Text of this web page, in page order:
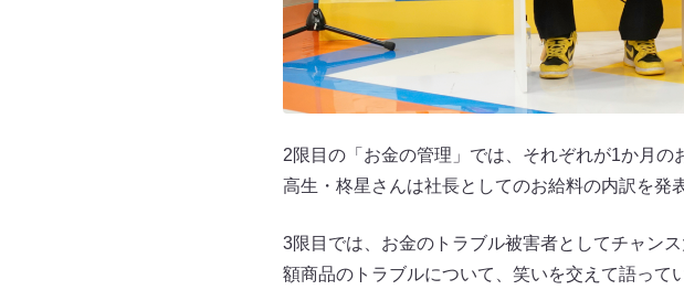
2限目の「お金の管理」では、それぞれが1か月
高生・柊星さんは社長としてのお給料の内訳を
3限目では、お金のトラブル被害者としてチャン
額商品のトラブルについて、笑いを交えて語って